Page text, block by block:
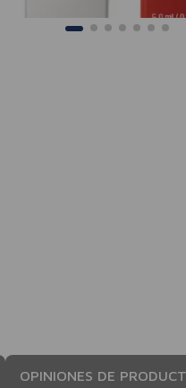
OPINIONES DE